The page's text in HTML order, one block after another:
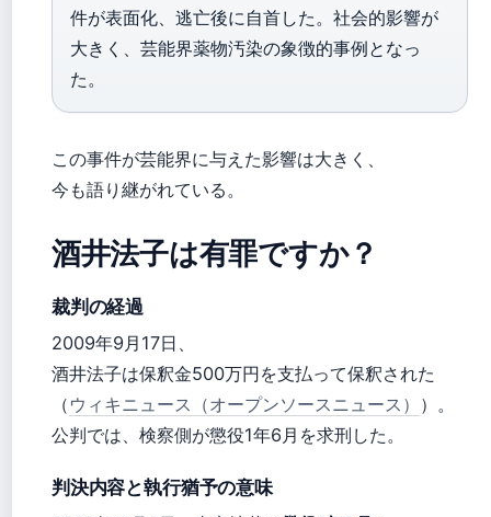
件が表面化、逃亡後に自首した。社会的影響が
大きく、芸能界薬物汚染の象徴的事例となっ
た。
この事件が芸能界に与えた影響は大きく、
今も語り継がれている。
酒井法子は有罪ですか？
裁判の経過
2009年9月17日、
酒井法子は保釈金500万円を支払って保釈された
（ ウィキニュース（オープンソースニュース） ）。
公判では、検察側が懲役1年6月を求刑した。
判決内容と執行猶予の意味